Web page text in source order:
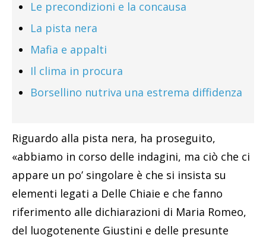
Le precondizioni e la concausa
La pista nera
Mafia e appalti
Il clima in procura
Borsellino nutriva una estrema diffidenza
Riguardo alla pista nera, ha proseguito,
«abbiamo in corso delle indagini, ma ciò che ci
appare un po’ singolare è che si insista su
elementi legati a Delle Chiaie e che fanno
riferimento alle dichiarazioni di Maria Romeo,
del luogotenente Giustini e delle presunte